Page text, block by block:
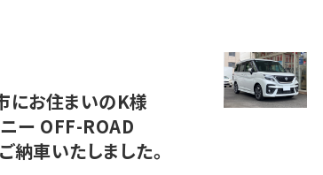
にお住まいのK様
ニー OFF-ROAD
納車いたしました。